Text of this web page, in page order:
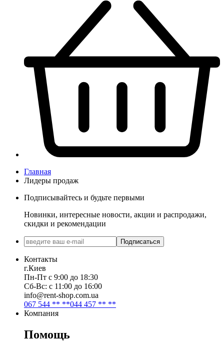
Главная
Лидеры продаж
Подписывайтесь и будьте первыми
Новинки, интересные новости, акции и распродажи,
скидки и рекомендации
Подписаться
Контакты
г.Киев
Пн-Пт с 9:00 до 18:30
Сб-Вс: с 11:00 до 16:00
info@rent-shop.com.ua
067 544 ** **044 457 ** **
Компания
Помощь